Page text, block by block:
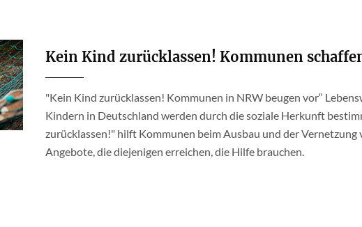
Kein Kind zurücklassen! Kommunen
"Kein Kind zurücklassen! Kommunen in NRW beugen vor“
Kindern in Deutschland werden durch die soziale Herkunft
zurücklassen!" hilft Kommunen beim Ausbau und der Vernetzung
Angebote, die diejenigen erreichen, die Hilfe brauchen.